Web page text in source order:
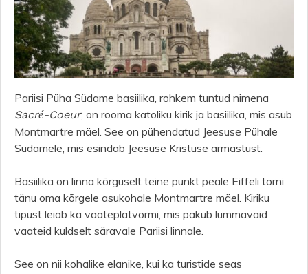
Pariisi Püha Südame basiilika, rohkem tuntud nimena
Sacré-Coeur, on rooma katoliku kirik ja basiilika, mis asub
Montmartre mäel. See on pühendatud Jeesuse Pühale
Südamele, mis esindab Jeesuse Kristuse armastust.
Basiilika on linna kõrguselt teine ​​punkt peale Eiffeli torni
tänu oma kõrgele asukohale Montmartre mäel. Kiriku
tipust leiab ka vaateplatvormi, mis pakub lummavaid
vaateid kuldselt säravale Pariisi linnale.
See on nii kohalike elanike, kui ka turistide seas